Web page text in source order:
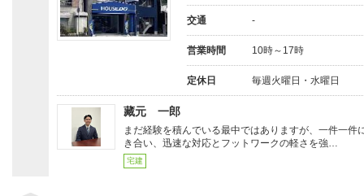
交通 -
営業時間 10時～17時
定休日 毎週火曜日・水曜日
藏元 一郎
まだ経験を積んでいる最中ではありますが、一件一件
き合い、迅速な対応とフットワークの軽さを強…
宅建